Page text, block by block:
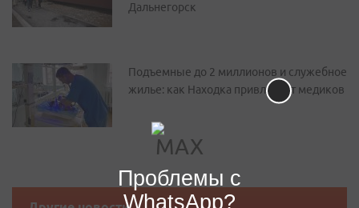
Дальнегорск
Подъемные до 2 миллионов и служебное
жилье: как Находка привлекает медиков
Проблемы с
WhatsApp?